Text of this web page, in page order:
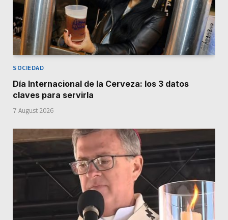
SOCIEDAD
Día Internacional de la Cerveza: los 3 datos
claves para servirla
7 August 2026